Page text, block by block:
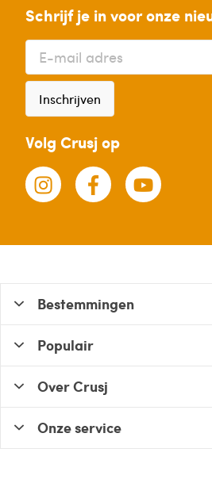
Schrijf je in voor onze
Inschrijven
Volg Crusj op
Bestemmingen
Populair
Over Crusj
Onze service